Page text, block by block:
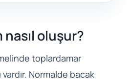
nasıl oluşur?
toplardamar
vardır. Normalde bacak